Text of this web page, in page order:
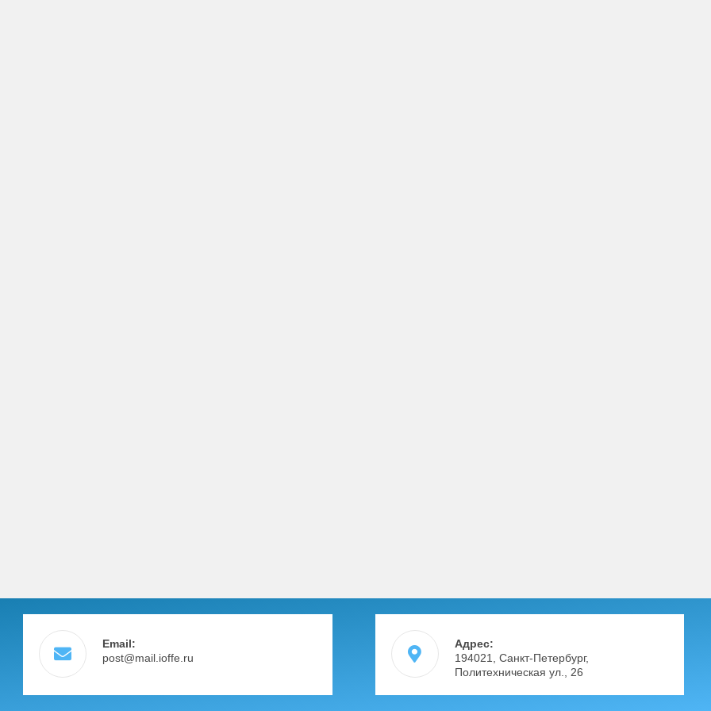
Email:
post@mail.ioffe.ru
Адрес:
194021, Санкт-Петербург,
Политехническая ул., 26